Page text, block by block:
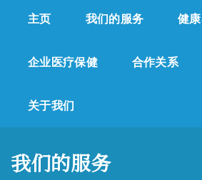
主页 我们的服务 健
企业医疗保健 合作关系
关于我们
我们的服务